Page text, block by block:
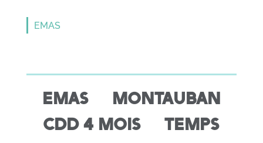
EMAS
EMAS MONTAUBAN
CDD 4 MOIS TEMPS